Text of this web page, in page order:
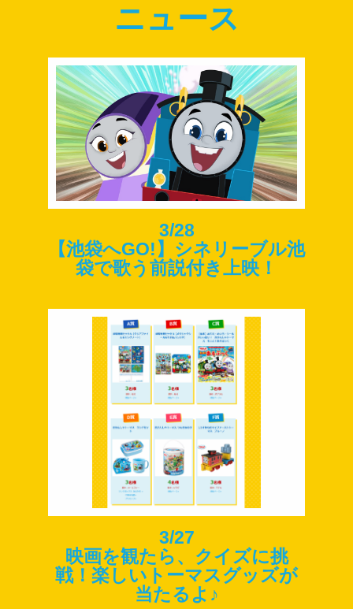
ニュース
3/28
【池袋へGO!】シネリーブル池
袋で歌う前説付き上映！
3/27
映画を観たら、クイズに挑
戦！楽しいトーマスグッズが
当たるよ♪